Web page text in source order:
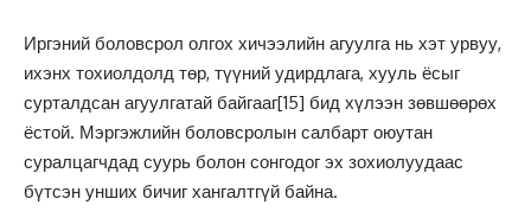
Иргэний боловсрол олгох хичээлийн агуулга нь хэт урвуу,
ихэнх тохиолдолд төр, түүний удирдлага, хууль ёсыг
сурталдсан агуулгатай байгааг[15] бид хүлээн зөвшөөрөх
ёстой. Мэргэжлийн боловсролын салбарт оюутан
суралцагчдад суурь болон сонгодог эх зохиолуудаас
бүтсэн унших бичиг хангалтгүй байна.